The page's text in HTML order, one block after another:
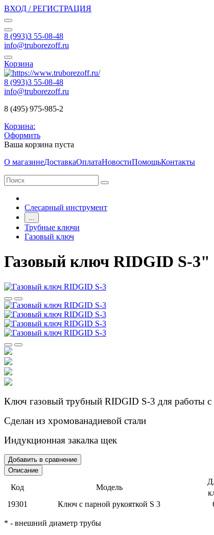
ВХОД / РЕГИСТРАЦИЯ
8 (993)3 55-08-48
info@truborezoff.ru
Корзина
8 (993)3 55-08-48
info@truborezoff.ru
8 (495) 975-985-2
Корзина:
Оформить
Ваша корзина пуста
О магазинеДоставкаОплатаНовостиПомощьКонтакты
Слесарный инструмент
...
Трубные ключи
Газовый ключ
Газовый ключ RIDGID S-
Ключ газовый трубный RIDGID S-3 для работы
Сделан из хромованадиевой стали
Индукционная закалка щек
Добавить в сравнение
Описание
Код Модель
19301
Ключ с парной рукояткой S 3
* - внешний диаметр трубы